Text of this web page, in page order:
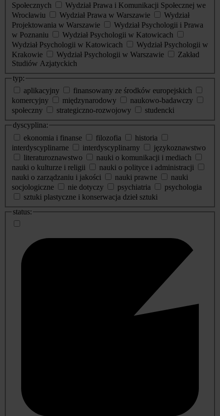
Społecznych
Wydział Prawa i Komunikacji Społecznej we
Wrocławiu
Wydział Prawa w Warszawie
Wydział
Projektowania w Warszawie
Wydział Psychologii i Prawa
w Poznaniu
Wydział Psychologii w Katowicach
Wydział Psychologii w Katowicach
Wydział Psychologii w
Krakowie
Wydział Psychologii w Warszawie
Zakład
Studiów Azjatyckich
typ:
aplikacyjny
finansowany ze środków europejskich
komercyjny
międzynarodowy
naukowo-badawczy
społeczny
strategiczno-rozwojowy
studencki
dyscyplina:
ekonomia i finanse
filozofia
historia
interdyscyplinarne
interdyscyplinarny
językoznawstwo
literaturoznawstwo
nauki o komunikacji i mediach
nauki o kulturze i religii
nauki o polityce i administracji
nauki o zarządzaniu i jakości
nauki prawne
nauki
socjologiczne
nie dotyczy psychiatria
psychologia
sztuki plastyczne i konserwacja dzieł sztuki
status: